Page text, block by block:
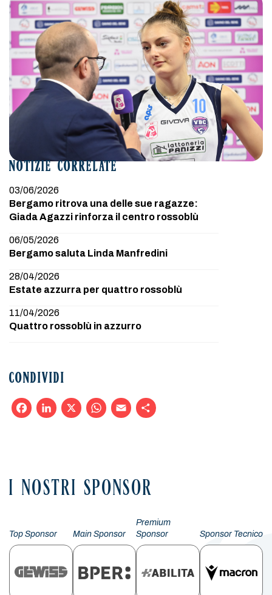
NOTIZIE CORRELATE
03/06/2026
Bergamo ritrova una delle sue ragazze:
Giada Agazzi rinforza il centro rossoblù
06/05/2026
Bergamo saluta Linda Manfredini
28/04/2026
Estate azzurra per quattro rossoblù
11/04/2026
Quattro rossoblù in azzurro
CONDIVIDI
I NOSTRI SPONSOR
Top Sponsor Main Sponsor
Premium
Sponsor
Sponsor Tecnico